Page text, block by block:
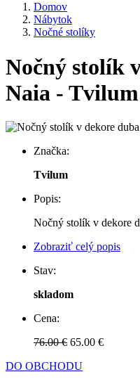
Domov
Nábytok
Nočné stolíky
Nočný stolík
Naia - Tvilum
Značka:
Tvilum
Popis:
Nočný stolík v dekore
Zobraziť celý popis
Stav:
skladom
Cena:
76.00 € 65.00 €
DO OBCHODU